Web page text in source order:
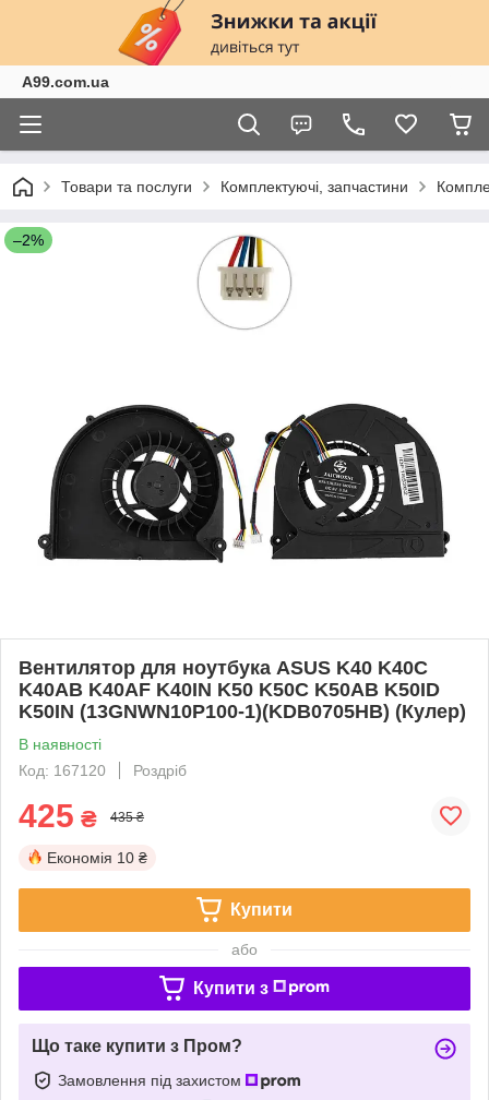
A99.com.ua
Товари та послуги Комплектуючі, запчастини
–2%
Вентилятор для ноутбука ASUS K40 K40C
K40AB K40AF K40IN K50 K50C K50AB K50ID
K50IN (13GNWN10P100-1)(KDB0705HB) (Кулер)
В наявності
Код: 167120
Роздріб
425 ₴ 435 ₴
Економія 10 ₴
Купити
або
Купити з
Що таке купити з Пром?
Замовлення під захистом